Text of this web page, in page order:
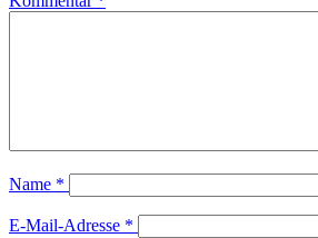
Name *
E-Mail-Adresse *